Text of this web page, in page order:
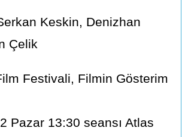
Keskin, Denizhan
Çelik
Festivali, Filmin Gösterim
Pazar 13:30 seansı Atlas